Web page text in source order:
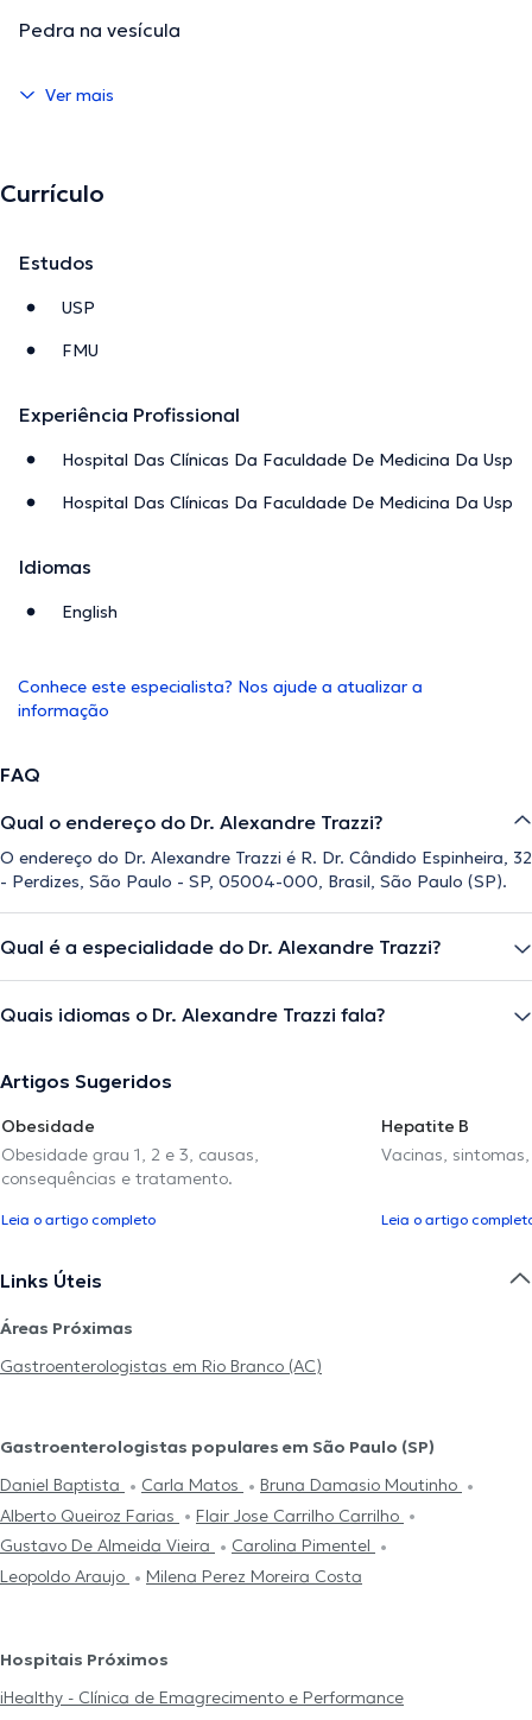
Pedra na vesícula
Ver mais
Currículo
Estudos
USP
FMU
Experiência Profissional
Hospital Das Clínicas Da Faculdade De Medicina Da Usp
Hospital Das Clínicas Da Faculdade De Medicina Da Usp
Idiomas
English
Conhece este especialista? Nos ajude a atualizar a
informação
FAQ
Qual o endereço do Dr. Alexandre Trazzi?
O endereço do Dr. Alexandre Trazzi é R. Dr. Cândido Espinheira, 32
- Perdizes, São Paulo - SP, 05004-000, Brasil, São Paulo (SP).
Qual é a especialidade do Dr. Alexandre Trazzi?
Quais idiomas o Dr. Alexandre Trazzi fala?
Artigos Sugeridos
Obesidade
Obesidade grau 1, 2 e 3, causas,
consequências e tratamento.
Leia o artigo completo
Hepatite B
Vacinas,
Leia o artigo
Links Úteis
Áreas Próximas
Gastroenterologistas em Rio Branco (AC)
Gastroenterologistas populares em São Paulo (SP)
Daniel Baptista
Carla Matos
Bruna Damasio Moutinho
Alberto Queiroz Farias
Flair Jose Carrilho Carrilho
Gustavo De Almeida Vieira
Carolina Pimentel
Leopoldo Araujo
Milena Perez Moreira Costa
Hospitais Próximos
iHealthy - Clínica de Emagrecimento e Performance